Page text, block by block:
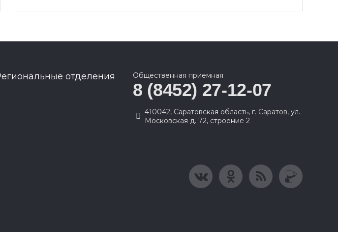
отделения Общественная приемная
8 (8452) 27-12-07
410042, Саратовская область, г. Саратов, ул.
Московская д. 72, строение 2